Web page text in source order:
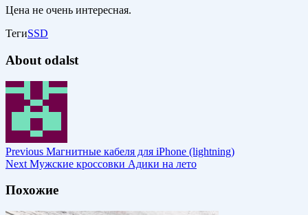
Цена не очень интересная.
ТегиSSD
About odalst
Previous Магнитные кабеля для iPhone (lightning)
Next Мужские кроссовки Адики на лето
Похожие